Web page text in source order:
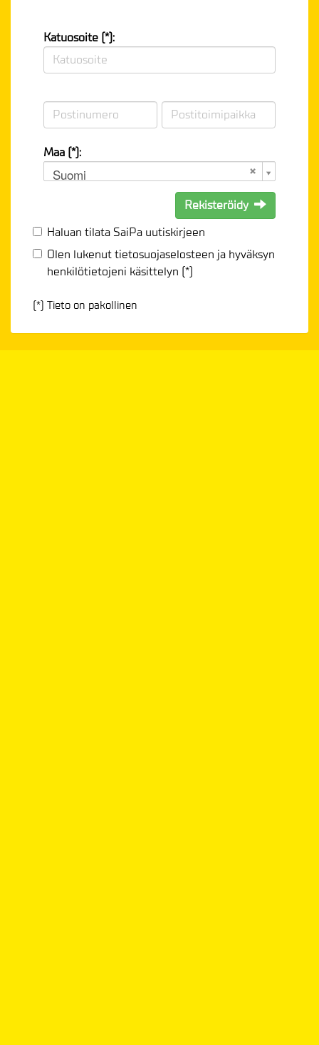
Katuosoite (*):
Maa (*):
Suomi
Rekisteröidy
Haluan tilata SaiPa uutiskirjeen
Olen lukenuttietosuojaselosteen ja hyväksyn
henkilötietojeni käsittelyn (*)
(*) Tieto on pakollinen